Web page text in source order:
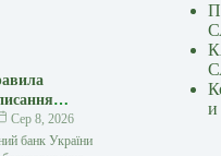
для
Сер 8, 2026
банк України
и